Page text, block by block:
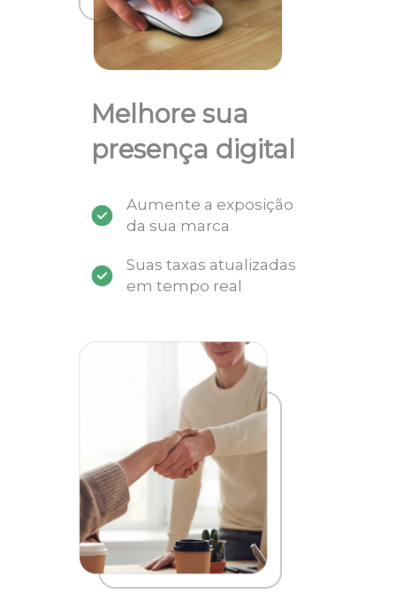
Melhore sua
presença digital
Aumente a exposição
da sua marca
Suas taxas atualizadas
em tempo real